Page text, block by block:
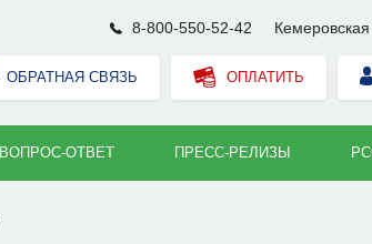
Кемеровская
8-800-550-52-42
ОПЛАТИТЬ
ОБРАТНАЯ СВЯЗЬ
ВОПРОС-ОТВЕТ ПРЕСС-РЕЛИЗЫ